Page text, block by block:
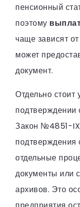
пенсионный
поэтому
чаще зависят
может
документ.
Отдельно стоит
подтверждении
Закон №4851-
подтверждения
отдельные
документы или
архивов. Это